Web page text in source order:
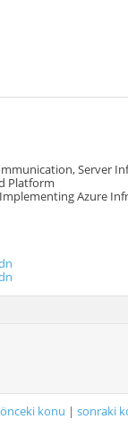
Server
Platform
Azure
önceki konu | sonraki